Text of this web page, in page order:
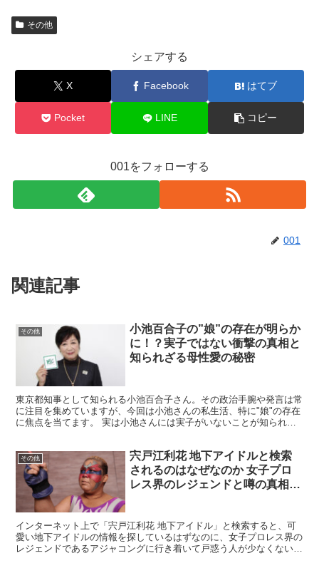
その他
シェアする
X Facebook はてブ
Pocket LINE コピー
001をフォローする
001
関連記事
その他
小池百合子の”娘”の存在が明らか
に！？実子ではない衝撃の真相と
知られざる母性愛の秘密
東京都知事として知られる小池百合子さん。その政治手腕や発言は常
に注目を集めていますが、今回は小池さんの私生活、特に"娘"の存在
に焦点を当てます。 実は小池さんには実子がいないことが知られて
その他
宍戸江利花 地下アイドルと検索
されるのはなぜなのか 女子プロ
レス界のレジェンドと噂の真相を
インターネット上で「宍戸江利花 地下アイドル」と検索すると、可
愛い地下アイドルの情報を探しているはずなのに、女子プロレス界の
レジェンドであるアジャコングに行き着いて戸惑う人が少なくないよ